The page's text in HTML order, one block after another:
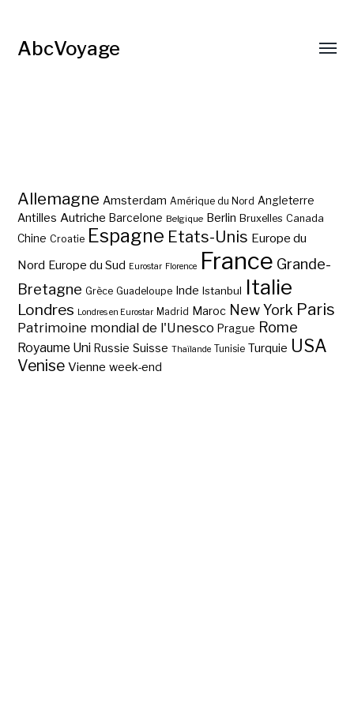
AbcVoyage
Allemagne Amsterdam Amérique du Nord Angleterre
Antilles Autriche Barcelone Belgique Berlin Bruxelles Canada
Chine Croatie Espagne Etats-Unis Europe du
Nord Europe du Sud Eurostar Florence France Grande-
Bretagne Grèce Guadeloupe Inde Istanbul Italie
Londres Londres en Eurostar Madrid Maroc New York Paris
Patrimoine mondial de l'Unesco Prague Rome
Royaume Uni Russie Suisse Thaïlande Tunisie Turquie USA
Venise Vienne week-end